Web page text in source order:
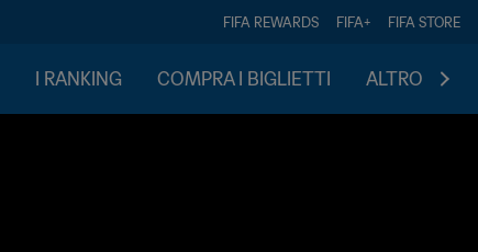
FIFA REWARDS FIFA+ FIFA STORE
I RANKING COMPRA I BIGLIETTI ALTRO